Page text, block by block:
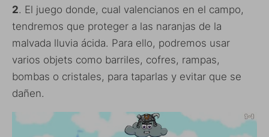
2. El juego donde, cual valencianos en el campo,
tendremos que proteger a las naranjas de la
malvada lluvia ácida. Para ello, podremos usar
varios objets como barriles, cofres, rampas,
bombas o cristales, para taparlas y evitar que se
dañen.